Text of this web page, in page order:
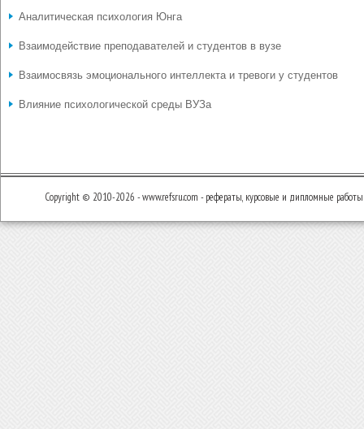
Аналитическая психология Юнга
Взаимодействие преподавателей и студентов в вузе
Взаимосвязь эмоционального интеллекта и тревоги у студентов
Влияние психологической среды ВУЗа
Copyright © 2010-2026 - www.refsru.com - рефераты, курсовые и дипломные работы